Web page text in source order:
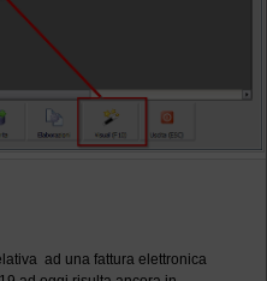
ad una fattura elettronica